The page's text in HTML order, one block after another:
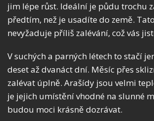
jim lépe růst. Ideální je půdu trochu
předtím, než je usadíte do země.
nevyžaduje příliš zalévání, což vás
V suchých a parných létech to stačí
deset až dvanáct dní. Měsíc přes
zalévat úplně. Arašídy jsou velmi
je jejich umístění vhodné na slunné
budou moci krásně dozrávat.